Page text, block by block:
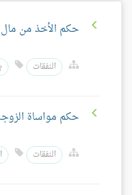
حكم الأخذ من مال
النفقات
حكم مواساة
النفقات